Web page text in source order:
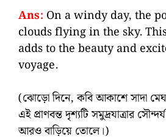
Ans: On a windy day, the
clouds flying in the sky.
adds to the beauty and
voyage.
(ঝোড়ো দিনে, কবি আকাশে সাদা
এই প্রাণবন্ত দৃশ্যটি সমুদ্রযাত্রার
আরও বাড়িয়ে তোলে।)